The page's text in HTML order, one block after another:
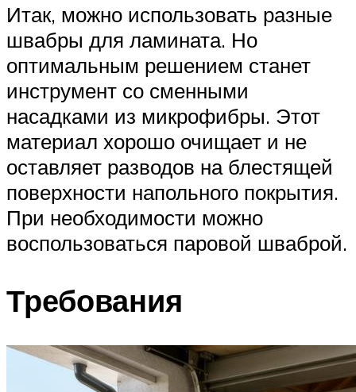
Итак, можно использовать разные
швабры для ламината. Но
оптимальным решением станет
инструмент со сменными
насадками из микрофибры. Этот
материал хорошо очищает и не
оставляет разводов на блестящей
поверхности напольного покрытия.
При необходимости можно
воспользоваться паровой шваброй.
Требования